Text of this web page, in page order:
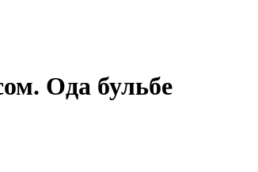
Ода бульбе